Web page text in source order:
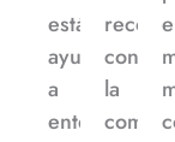
está
ayudando
a
entendernos
con
la